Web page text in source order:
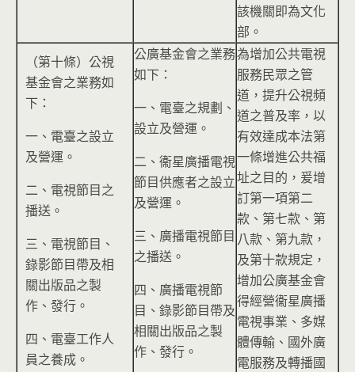
該機關即為文化
部。
（第十條）公視
基金會之業務如
下：
一、電臺之設立
及營運。
二、電視節目之
播送。
三、電視節目、
錄影節目帶及相
關出版品之製
作、發行。
四、電臺工作人
員之養成。
公廣基金會之業務
如下：
一、電臺之規劃、
設立及營運。
二、衞星廣播電視
節目供應者之設立
及營運。
三、廣播電視節目
之播送。
四、廣播電視節
目、錄影節目帶及
相關出版品之製
作、發行。
為增加公共電視
服務民眾之管
道，提升公視頻
道之普及率，以
有效達成本法第
一條增進公共福
址之目的，爰增
訂第一項第二
款、第七款、第
八款、第九款，
及第十款規定，
增加公廣基金會
得經營衞星廣播
電視事業、多媒
體傳輸、國外廣
電服務及轉播國